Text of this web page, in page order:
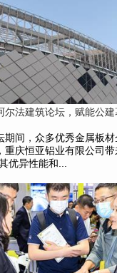
尔法建筑论坛，赋能公
期间，众多优秀金属板
重庆恒亚铝业有限公司带
优异性能和...